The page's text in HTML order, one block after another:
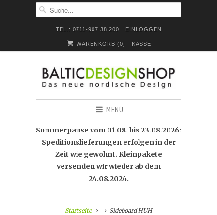
TEL.: 0711-907 38 200 EINLOGGEN
WARENKORB (0) KASSE
MENÜ
Sommerpause vom 01.08. bis 23.08.2026:
Speditionslieferungen erfolgen in der
Zeit wie gewohnt. Kleinpakete
versenden wir wieder ab dem
24.08.2026.
Startseite Sideboard HUH